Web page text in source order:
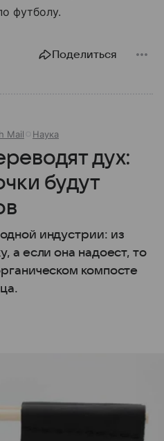
футболу.
Поделиться
Mail Наука
дух:
будут
индустрии: из
а если она надоест, то
компосте